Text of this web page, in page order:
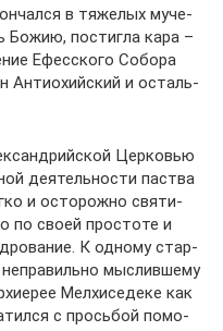
в тя­же­лых му­че­
Бо­жию, по­стиг­ла ка­ра –
Ефес­ско­го Со­бо­ра
Ан­тио­хий­ский и осталь­
Цер­ко­вью
де­я­тель­но­сти паства
и осто­рож­но свя­ти­
по сво­ей про­сто­те и
К од­но­му стар­
мыс­лив­ше­му
Мел­хи­се­де­ке как
с прось­бой по­мо­